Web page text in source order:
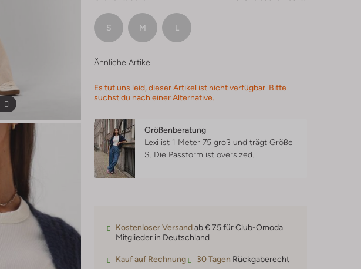
S M L
Ähnliche Artikel
Es tut uns leid, dieser Artikel ist nicht verfügbar. Bitte
suchst du nach einer Alternative.
Größenberatung
Lexi ist 1 Meter 75 groß und trägt Größe
S. Die Passform istoversized
Kostenloser Versandab € 75 für Club-Omoda
Mitglieder in Deutschland
Kauf auf Rechnung 30 Tagen Rückgaberecht